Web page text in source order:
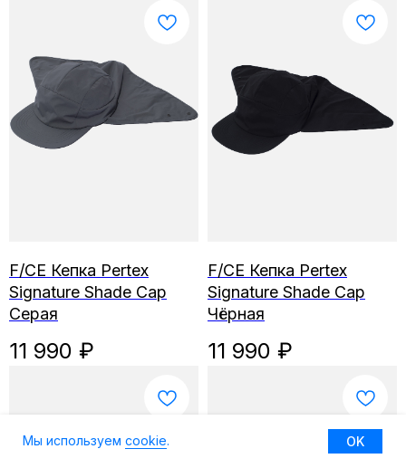
F/CE Кепка Pertex
Signature Shade Cap
Серая
11 990 ₽
F/CE Кепка Pertex
Signature Shade Cap
Чёрная
11 990 ₽
Мы используем cookie. OK